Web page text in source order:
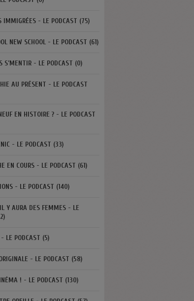
IMMIGRÉES - LE PODCAST (75)
NEW SCHOOL - LE PODCAST (61)
S’MENTIR - LE PODCAST (0)
AU PRÉSENT - LE PODCAST
EN HISTOIRE ? - LE PODCAST
- LE PODCAST (33)
EN COURS - LE PODCAST (61)
- LE PODCAST (140)
Y AURA DES FEMMES - LE
- LE PODCAST (5)
- LE PODCAST (58)
! - LE PODCAST (130)